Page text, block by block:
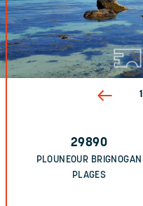
1
29890
PLOUNEOUR BRIGNOGAN
PLAGES